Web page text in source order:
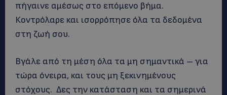
πήγαινε αμέσως στο επόμενο βήμα.
Κοντρόλαρε και ισορρόπησε όλα τα δεδομένα
στη ζωή σου.
Βγάλε από τη μέση όλα τα μη σημαντικά – για
τώρα όνειρα, και τους μη ξεκινημένους
στόχους. Δες την κατάσταση και τα σημερινά